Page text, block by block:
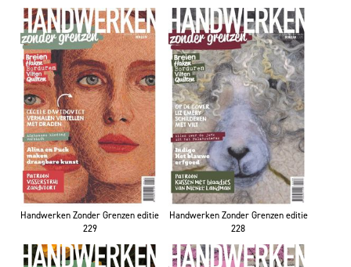
Handwerken Zonder Grenzen editie
229
Handwerken Zonder Grenzen editie
228